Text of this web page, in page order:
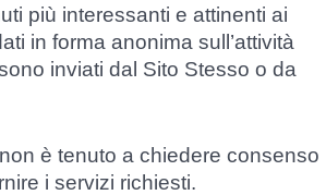
più interessanti e attinenti ai
in forma anonima sull’attività
inviati dal Sito Stesso o da
è tenuto a chiedere consenso
i servizi richiesti.